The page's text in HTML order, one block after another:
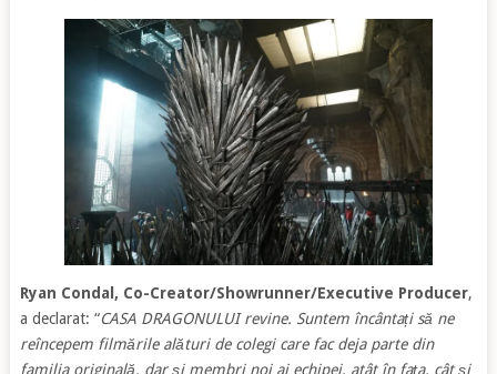
Ryan Condal, Co-Creator/Showrunner/Executive Producer,
a declarat: “CASA DRAGONULUI revine. Suntem încântați să ne
reîncepem filmările alături de colegi care fac deja parte din
familia originală, dar și membri noi ai echipei, atât în fața, cât și